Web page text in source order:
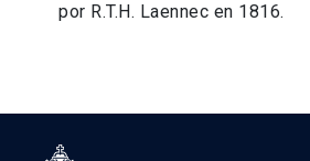
por R.T.H. Laennec en 1816.